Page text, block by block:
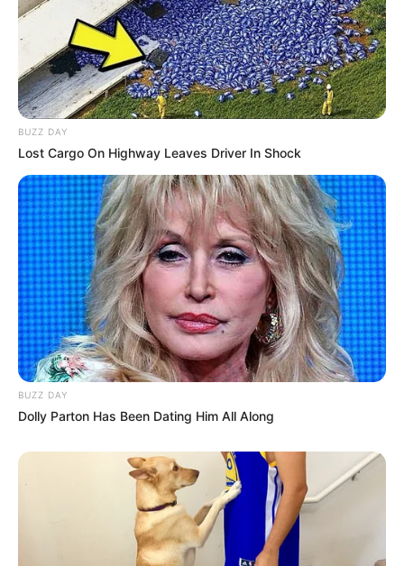
Auf einigen Seiten dieses Projektes sind Affiliate-
Angebote integriert. Wenn etwas darüber gebucht oder
gekauft wird, ist das eine Unterstützung, ohne dass sich
dadurch der Preis ändert.
BUZZ DAY
Lost Cargo On Highway Leaves Driver In Shock
BUZZ DAY
Dolly Parton Has Been Dating Him All Along